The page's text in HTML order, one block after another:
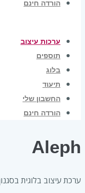
הורדה חינם
ערכות עיצוב
תוספים
בלוג
תיעוד
החשבון שלי
הורדה חינם
Aleph
ערכת עיצוב בלוגית